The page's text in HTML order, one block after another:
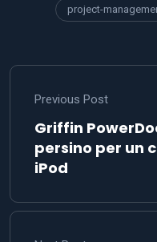
project-
Previous Post
Griffin
persino per un
iPod